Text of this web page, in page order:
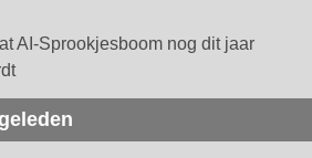
AI-Sprookjesboom nog dit jaar